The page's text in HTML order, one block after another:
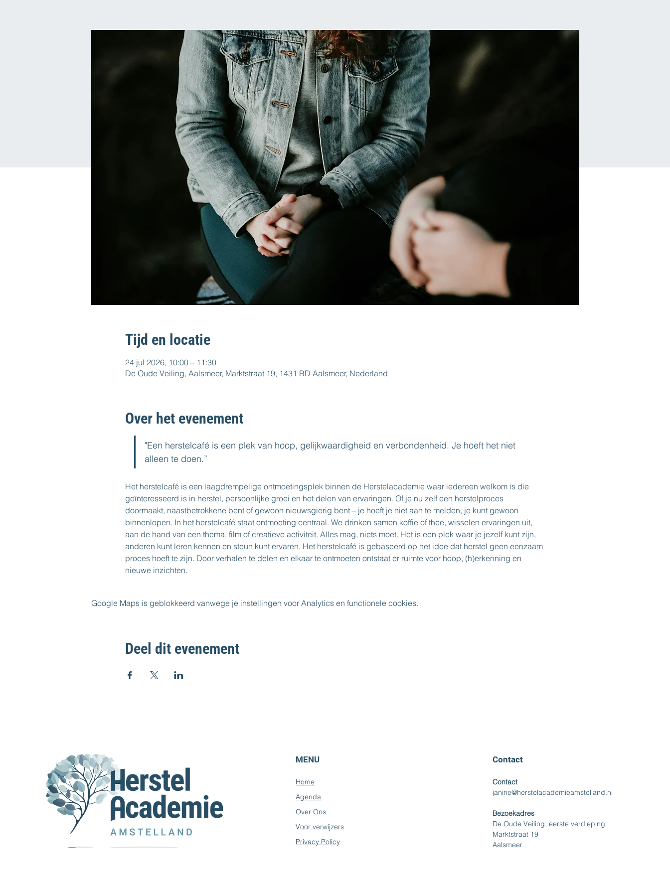
Tijd en locatie
24 jul 2026, 10:00 – 11:30
De Oude Veiling, Aalsmeer, Marktstraat 19, 1431 BD Aalsmeer, Nederland
Over het evenement
"Een herstelcafé is een plek van hoop, gelijkwaardigheid en verbondenheid. Je hoeft het niet
alleen te doen.”
Het herstelcafé is een laagdrempelige ontmoetingsplek binnen de Herstelacademie waar iedereen welkom is die
geïnteresseerd is in herstel, persoonlijke groei en het delen van ervaringen. Of je nu zelf een herstelproces
doormaakt, naastbetrokkene bent of gewoon nieuwsgierig bent – je hoeft je niet aan te melden, je kunt gewoon
binnenlopen. In het herstelcafé staat ontmoeting centraal. We drinken samen koffie of thee, wisselen ervaringen uit,
aan de hand van een thema, film of creatieve activiteit. Alles mag, niets moet. Het is een plek waar je jezelf kunt zijn,
anderen kunt leren kennen en steun kunt ervaren. Het herstelcafé is gebaseerd op het idee dat herstel geen eenzaam
proces hoeft te zijn. Door verhalen te delen en elkaar te ontmoeten ontstaat er ruimte voor hoop, (h)erkenning en
nieuwe inzichten.
Google Maps is geblokkeerd vanwege je instellingen voor Analytics en functionele cookies.
Deel dit evenement
MENU
Home
Agenda
Over Ons
Voor verwijzers
Privacy Policy
Contact
Contact
janine@herstelacademieamstelland.nl
Bezoekadres
De Oude Veiling, eerste verdieping
Marktstraat 19
Aalsmeer